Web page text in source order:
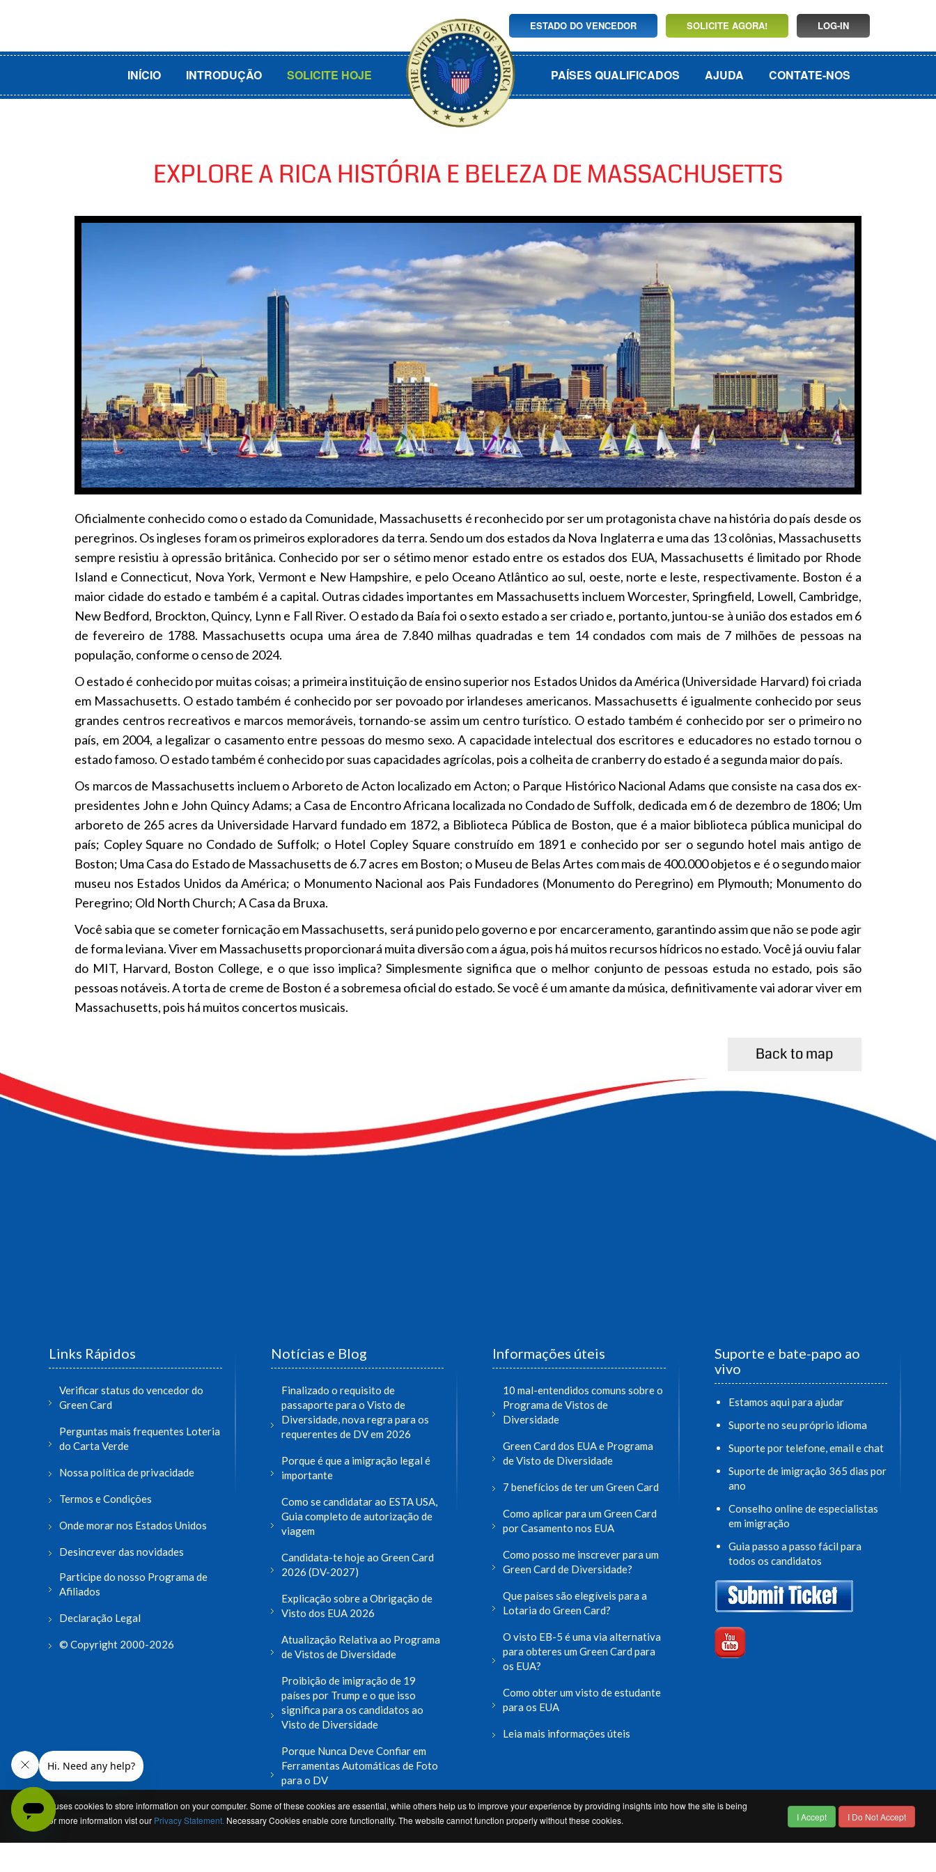
ESTADO DO VENCEDOR SOLICITE AGORA! LOG-IN
INÍCIO INTRODUÇÃO SOLICITE HOJE PAÍSES QUALIFICADOS AJUDA CONTATE-NOS
EXPLORE A RICA HISTÓRIA E BELEZA DE MASSACHUSETTS
Oficialmente conhecido como o estado da Comunidade, Massachusetts é reconhecido por ser um protagonista chave na história do país desde os
peregrinos. Os ingleses foram os primeiros exploradores da terra. Sendo um dos estados da Nova Inglaterra e uma das 13 colônias, Massachusetts
sempre resistiu à opressão britânica. Conhecido por ser o sétimo menor estado entre os estados dos EUA, Massachusetts é limitado por Rhode
Island e Connecticut, Nova York, Vermont e New Hampshire, e pelo Oceano Atlântico ao sul, oeste, norte e leste, respectivamente. Boston é a
maior cidade do estado e também é a capital. Outras cidades importantes em Massachusetts incluem Worcester, Springfield, Lowell, Cambridge,
New Bedford, Brockton, Quincy, Lynn e Fall River. O estado da Baía foi o sexto estado a ser criado e, portanto, juntou-se à união dos estados em 6
de fevereiro de 1788. Massachusetts ocupa uma área de 7.840 milhas quadradas e tem 14 condados com mais de 7 milhões de pessoas na
população, conforme o censo de 2024.
O estado é conhecido por muitas coisas; a primeira instituição de ensino superior nos Estados Unidos da América (Universidade Harvard) foi criada
em Massachusetts. O estado também é conhecido por ser povoado por irlandeses americanos. Massachusetts é igualmente conhecido por seus
grandes centros recreativos e marcos memoráveis, tornando-se assim um centro turístico. O estado também é conhecido por ser o primeiro no
país, em 2004, a legalizar o casamento entre pessoas do mesmo sexo. A capacidade intelectual dos escritores e educadores no estado tornou o
estado famoso. O estado também é conhecido por suas capacidades agrícolas, pois a colheita de cranberry do estado é a segunda maior do país.
Os marcos de Massachusetts incluem o Arboreto de Acton localizado em Acton; o Parque Histórico Nacional Adams que consiste na casa dos ex-
presidentes John e John Quincy Adams; a Casa de Encontro Africana localizada no Condado de Suffolk, dedicada em 6 de dezembro de 1806; Um
arboreto de 265 acres da Universidade Harvard fundado em 1872, a Biblioteca Pública de Boston, que é a maior biblioteca pública municipal do
país; Copley Square no Condado de Suffolk; o Hotel Copley Square construído em 1891 e conhecido por ser o segundo hotel mais antigo de
Boston; Uma Casa do Estado de Massachusetts de 6.7 acres em Boston; o Museu de Belas Artes com mais de 400.000 objetos e é o segundo maior
museu nos Estados Unidos da América; o Monumento Nacional aos Pais Fundadores (Monumento do Peregrino) em Plymouth; Monumento do
Peregrino; Old North Church; A Casa da Bruxa.
Você sabia que se cometer fornicação em Massachusetts, será punido pelo governo e por encarceramento, garantindo assim que não se pode agir
de forma leviana. Viver em Massachusetts proporcionará muita diversão com a água, pois há muitos recursos hídricos no estado. Você já ouviu falar
do MIT, Harvard, Boston College, e o que isso implica? Simplesmente significa que o melhor conjunto de pessoas estuda no estado, pois são
pessoas notáveis. A torta de creme de Boston é a sobremesa oficial do estado. Se você é um amante da música, definitivamente vai adorar viver em
Massachusetts, pois há muitos concertos musicais.
Back to map
Links Rápidos
Verificar status do vencedor do
Green Card
Perguntas mais frequentes Loteria
do Carta Verde
Nossa política de privacidade
Termos e Condições
Onde morar nos Estados Unidos
Desincrever das novidades
Participe do nosso Programa de
Afiliados
Declaração Legal
© Copyright 2000-2026
Notícias e Blog
Finalizado o requisito de
passaporte para o Visto de
Diversidade, nova regra para os
requerentes de DV em 2026
Porque é que a imigração legal é
importante
Como se candidatar ao ESTA USA,
Guia completo de autorização de
viagem
Candidata-te hoje ao Green Card
2026 (DV-2027)
Explicação sobre a Obrigação de
Visto dos EUA 2026
Atualização Relativa ao Programa
de Vistos de Diversidade
Proibição de imigração de 19
países por Trump e o que isso
significa para os candidatos ao
Visto de Diversidade
Porque Nunca Deve Confiar em
Ferramentas Automáticas de Foto
para o DV
leia mais notícias e blog
Informações úteis
10 mal-entendidos comuns sobre o
Programa de Vistos de
Diversidade
Green Card dos EUA e Programa
de Visto de Diversidade
7 benefícios de ter um Green Card
Como aplicar para um Green Card
por Casamento nos EUA
Como posso me inscrever para um
Green Card de Diversidade?
Que países são elegíveis para a
Lotaria do Green Card?
O visto EB-5 é uma via alternativa
para obteres um Green Card para
os EUA?
Como obter um visto de estudante
para os EUA
Leia mais informações úteis
Suporte e bate-papo ao
vivo
Estamos aqui para ajudar
Suporte no seu próprio idioma
Suporte por telefone, email e chat
Suporte de imigração 365 dias por
ano
Conselho online de especialistas
em imigração
Guia passo a passo fácil para
todos os candidatos
This site uses cookies to store information on your computer. Some of these cookies are essential, while others help us to improve your experience by providing insights into how the site is being
used. For more information vist our Privacy Statement. Necessary Cookies enable core functionality. The website cannot function properly without these cookies. I Accept I Do Not Accept